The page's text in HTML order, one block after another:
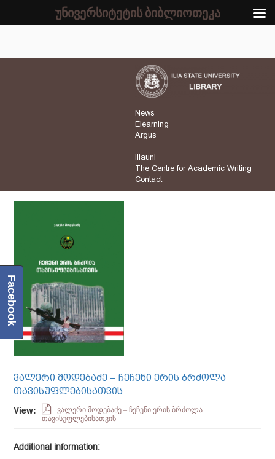
News
Elearning
Argus
Iliauni
The Centre for Academic Writing
Contact
ᲕᲐᲚᲔᲠᲘ ᲛᲝᲓᲔᲑᲐᲫᲔ – ᲩᲔᲩᲔᲜᲘ ᲔᲠᲘᲡ ᲑᲠᲫᲝᲚᲐ
ᲗᲐᲕᲘᲡᲣᲤᲚᲔᲑᲘᲡᲐᲗᲕᲘᲡ
View:
ვალერი მოდებაძე – ჩეჩენი ერის ბრძოლა
თავისუფლებისათვის
Additional information:
Facebook
უნივერსიტეტის ბიბლიოთეკა